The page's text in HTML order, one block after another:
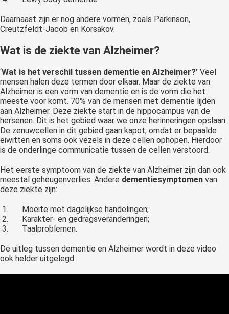
Daarnaast zijn er nog andere vormen, zoals Parkinson,
Creutzfeldt-Jacob en Korsakov.
Wat is de ziekte van Alzheimer?
‘Wat is het verschil tussen dementie en Alzheimer?’ Veel
mensen halen deze termen door elkaar. Maar de ziekte van
Alzheimer is een vorm van dementie en is de vorm die het
meeste voor komt. 70% van de mensen met dementie lijden
aan Alzheimer. Deze ziekte start in de hippocampus van de
hersenen. Dit is het gebied waar we onze herinneringen opslaan.
De zenuwcellen in dit gebied gaan kapot, omdat er bepaalde
eiwitten en soms ook vezels in deze cellen ophopen. Hierdoor
is de onderlinge communicatie tussen de cellen verstoord.
Het eerste symptoom van de ziekte van Alzheimer zijn dan ook
meestal geheugenverlies. Andere dementiesymptomen van
deze ziekte zijn:
Moeite met dagelijkse handelingen;
Karakter- en gedragsveranderingen;
Taalproblemen.
De uitleg tussen dementie en Alzheimer wordt in deze video
ook helder uitgelegd.